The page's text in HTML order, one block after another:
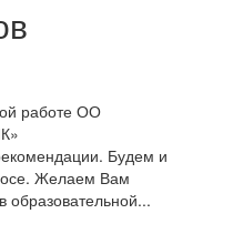
работе ОО
Будем и
Желаем Вам
образовательной...